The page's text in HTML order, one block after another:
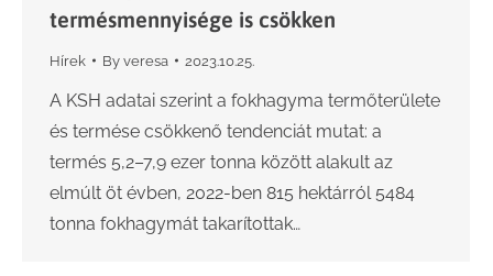
termésmennyisége is csökken
Hírek By veresa 2023.10.25.
A KSH adatai szerint a fokhagyma termőterülete
és termése csökkenő tendenciát mutat: a
termés 5,2–7,9 ezer tonna között alakult az
elmúlt öt évben, 2022-ben 815 hektárról 5484
tonna fokhagymát takarítottak…